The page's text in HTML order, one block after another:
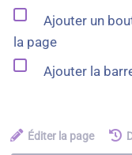
Ajouter un
la page
Ajouter la
Éditer la page